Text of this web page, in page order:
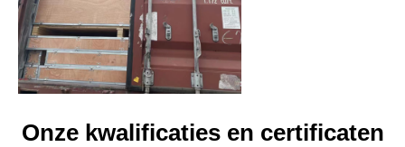
Onze kwalificaties en certificaten